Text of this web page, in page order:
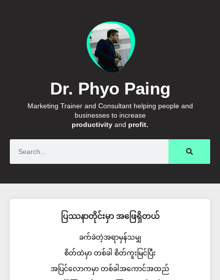
Dr. Phyo Paing
Marketing Trainer and Consultant helping people and
businesses to increase
productivity and profit.
ပြဿနာတိုင်းမှာ အဖြေရှိတယ်
ခက်ခဲတဲ့အရာမှန်သမျှ
စိတ်ထဲမှာ တစ်ခါ စိတ်ကူးမြင်ပြီး
အပြင်လောကမှာ တစ်ခါအကောင်အထည်